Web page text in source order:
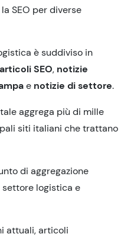
SEO per diverse
è suddiviso in
articoli SEO, notizie
e notizie di settore.
aggrega più di mille
siti italiani che trattano
di aggregazione
logistica e
attuali, articoli